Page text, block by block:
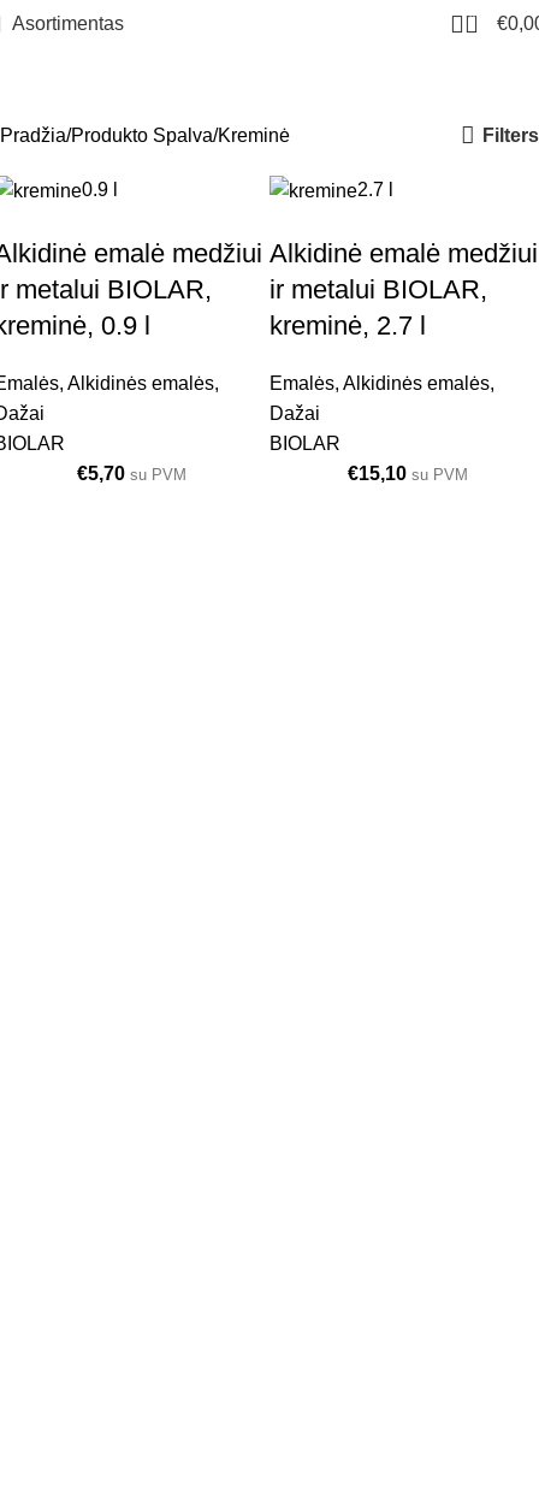
Asortimentas 0 €
Pradžia Produkto Spalva Kreminė Filters
0.9 l
emalė medžiui
metalui BIOLAR,
0.9 l
, Alkidinės emalės,
€5,70 su PVM
2.7 l
Alkidinė emalė medžiui
ir metalui BIOLAR,
kreminė, 2.7 l
Emalės, Alkidinės emalės,
Dažai
BIOLAR
€15,10 su PVM